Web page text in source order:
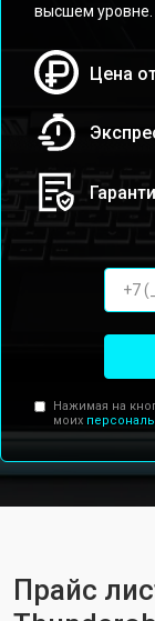
высшем уровне.
Цена
Нажимая на
моих
Прайс